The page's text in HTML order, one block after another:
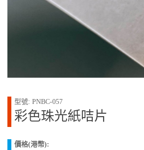
型號: PNBC-057
彩色珠光紙咭片
價格(港幣):